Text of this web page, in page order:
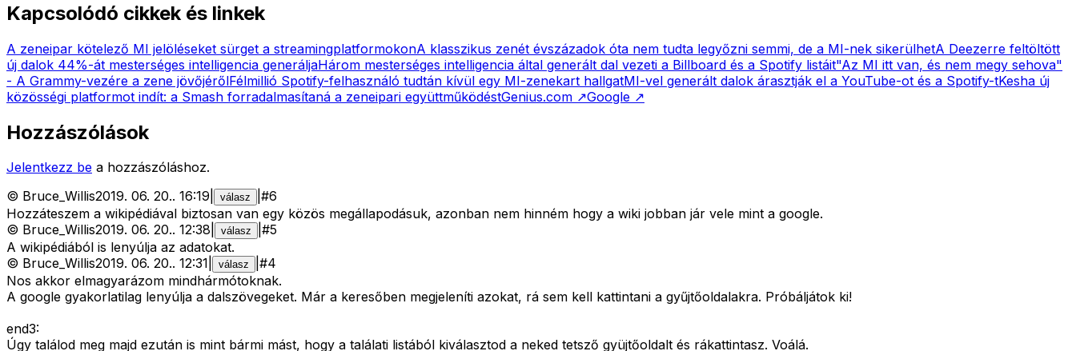
Kapcsolódó cikkek és linkek
A zeneipar kötelező MI jelöléseket sürget a streamingplatformokonA klasszikus zenét évszázadok óta nem tudta legyőzni semmi, de a MI-nek sikerülhetA Deezerre feltöltött
új dalok 44%-át mesterséges intelligencia generáljaHárom mesterséges intelligencia által generált dal vezeti a Billboard és a Spotify listáit"Az MI itt van, és nem megy sehova"
- A Grammy-vezére a zene jövőjérőlFélmillió Spotify-felhasználó tudtán kívül egy MI-zenekart hallgatMI-vel generált dalok árasztják el a YouTube-ot és a Spotify-tKesha új
közösségi platformot indít: a Smash forradalmasítaná a zeneipari együttműködéstGenius.com ↗Google ↗
Hozzászólások
Jelentkezz be a hozzászóláshoz.
© Bruce_Willis2019. 06. 20.. 16:19 válasz #6
Hozzáteszem a wikipédiával biztosan van egy közös megállapodásuk, azonban nem hinném hogy a wiki jobban jár vele mint a google.
© Bruce_Willis2019. 06. 20.. 12:38 válasz #5
A wikipédiából is lenyúlja az adatokat.
© Bruce_Willis2019. 06. 20.. 12:31 válasz #4
Nos akkor elmagyarázom mindhármótoknak.
A google gyakorlatilag lenyúlja a dalszövegeket. Már a keresőben megjeleníti azokat, rá sem kell kattintani a gyűjtőoldalakra. Próbáljátok ki!
end3:
Úgy találod meg majd ezután is mint bármi mást, hogy a találati listából kiválasztod a neked tetsző gyüjtőoldalt és rákattintasz. Voálá.